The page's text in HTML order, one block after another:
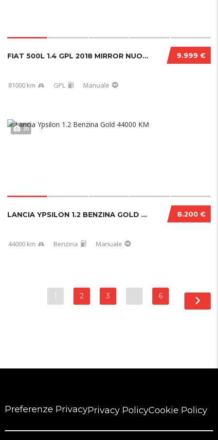
9.999 €
FIAT 500L 1.4 GPL 2018 MIRROR NUOVA
81000 km GPL Manuale
20
8.200 €
LANCIA YPSILON 1.2 BENZINA GOLD 44000 KM
44000 km Benzina Manuale
1 2 3 … 6
Preferenze PrivacyPrivacy PolicyCookie Policy